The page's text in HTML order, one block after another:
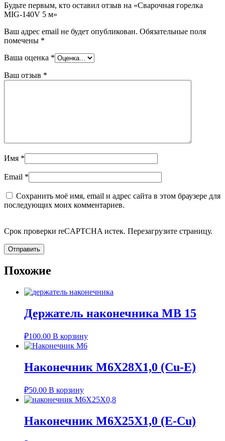
Будьте первым, кто оставил отзыв на «Сварочная горелка
MIG-140V 5 м»
Ваш адрес email не будет опубликован. Обязательные поля
помечены *
Ваша оценка *
Ваш отзыв *
Имя *
Email *
Сохранить моё имя, email и адрес сайта в этом браузере для
последующих моих комментариев.
Срок проверки reCAPTCHA истек. Перезагрузите страницу.
Похожие
Держатель наконечника MB 15
₽100.00 В корзину
Наконечник M6X28X1,0 (Cu-E)
₽50.00 В корзину
Наконечник M6X25X1,0 (E-Cu)